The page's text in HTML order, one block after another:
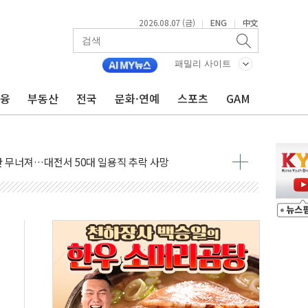
2026.08.07 (금) | ENG | 中文
패밀리 사이트
부동산 전국 문화·연예 스포츠 GAM
수 예측"…건설연, AI 위험기상 기술 개발
액공제·인증제도 개선 수혜 기대"
풀고 재개발·재건축 촉진하는 것이 부동산 정상화"
관저 이전 감사 무마' 유병호 감사위원 구속 기소
시 개입...4월 말 '56조원' 사상 최대
단, 스타트업 지원 프로그램 성료
혐의' 차가원 대표 구속 송치
고 국민만 잡아"